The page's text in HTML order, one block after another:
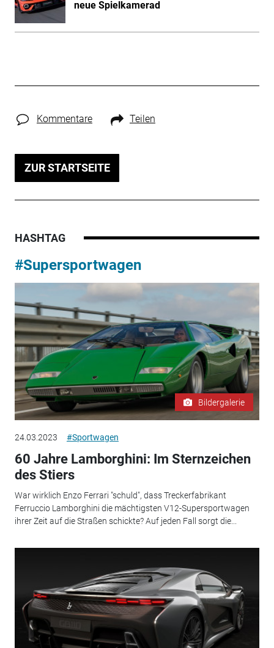
neue Spielkamerad
Kommentare Teilen
ZUR STARTSEITE
HASHTAG
#Supersportwagen
Bildergalerie
24.03.2023 #Sportwagen
60 Jahre Lamborghini: Im Sternzeichen
des Stiers
War wirklich Enzo Ferrari "schuld", dass Treckerfabrikant
Ferruccio Lamborghini die mächtigsten V12-Supersportwagen
ihrer Zeit auf die Straßen schickte? Auf jeden Fall sorgt die...